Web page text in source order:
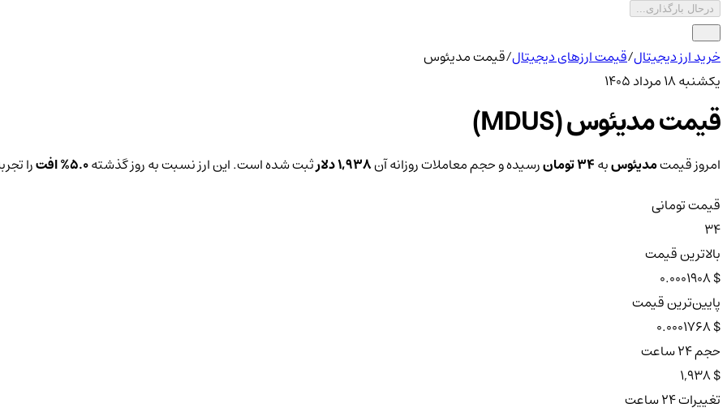
درحال بارگذاری...
خرید ارز دیجیتال/قیمت ارزهای دیجیتال/قیمت مدیئوس
یکشنبه ۱۸ مرداد ۱۴۰۵
قیمت مدیئوس (MDUS)
امروز قیمتمدیئوسبه34 تومان رسیده و حجم معاملات روزانه آن1,938 دلار ثبت شده است. این ارز نسبت به روز گذشته5.0% افترا
قیمت تومانی
34
بالاترین قیمت
$ 0.0001908
پایین‌ترین قیمت
$ 0.0001768
حجم ۲۴ ساعت
$ 1,938
تغییرات ۲۴ ساعت